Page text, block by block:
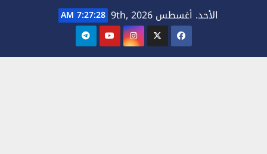
الأحد. أغسطس 9th, 2026 7:27:28 AM